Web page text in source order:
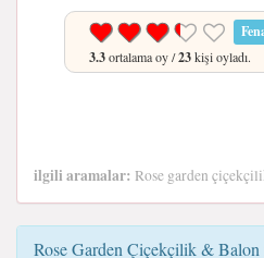
3.3ortalama oy /23kişi oyladı.
ilgili aramalar: Rose garden
Rose Garden Çiçekçilik & Balon